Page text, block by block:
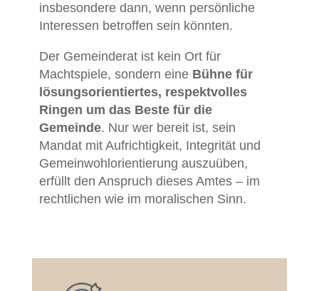
insbesondere dann, wenn persönliche
Interessen betroffen sein könnten.
Der Gemeinderat ist kein Ort für
Machtspiele, sondern eine Bühne für
lösungsorientiertes, respektvolles
Ringen um das Beste für die
Gemeinde. Nur wer bereit ist, sein
Mandat mit Aufrichtigkeit, Integrität und
Gemeinwohlorientierung auszuüben,
erfüllt den Anspruch dieses Amtes – im
rechtlichen wie im moralischen Sinn.